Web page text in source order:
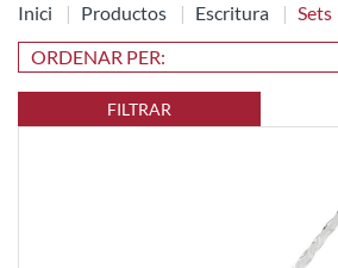
Inici Productos Escritura Sets
FILTRAR